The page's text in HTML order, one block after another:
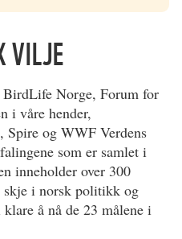
VILJE
Norge, Forum for
i våre hender,
Spire og WWF Verdens
som er samlet i
inneholder over 300
skje i norsk politikk og
å nå de 23 målene i